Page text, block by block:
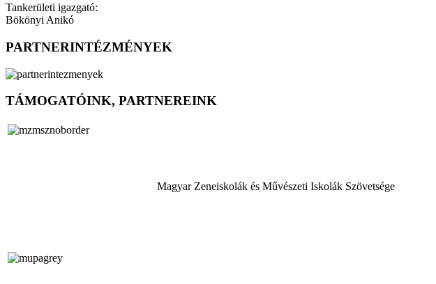
Tankerületi igazgató:
Bökönyi Anikó
PARTNERINTÉZMÉNYEK
TÁMOGATÓINK, PARTNEREINK
Magyar Zeneiskolák és Művészeti Iskolák Szövetsége